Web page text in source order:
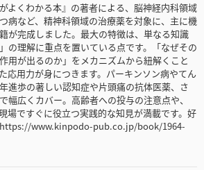
よくわかる本』の著者による、脳神経内科領域
病など、精神科領域の治療薬を対象に、主に機
が完成しました。最大の特徴は、単なる知識
の理解に重点を置いている点です。「なぜその
用が出るのか」をメカニズムから紐解くこと
応用力が身につきます。パーキンソン病やてん
進歩の著しい認知症や片頭痛の抗体医薬、さ
幅広くカバー。高齢者への投与の注意点や、
場ですぐに役立つ実践的な知見が満載です。好
www.kinpodo-pub.co.jp/book/1964-